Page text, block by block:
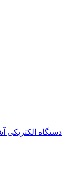
دستگاه الکتریکی